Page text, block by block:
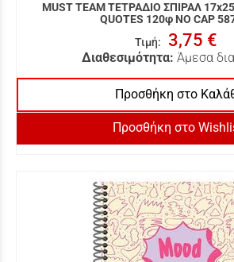
MUST TEAM ΤΕΤΡΑΔΙΟ ΣΠΙΡΑΛ
QUOTES 120φ NO CAP
Τιμή: 3,75 €
Διαθεσιμότητα: Άμεσα
Προσθήκη στο
Προσθήκη στο